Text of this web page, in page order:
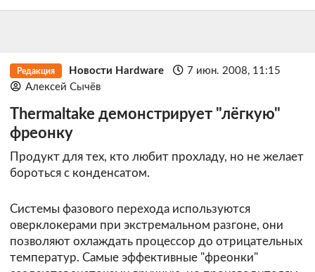
Редакция Новости Hardware
7 июн. 2008, 11:15
Алексей Сычёв
Thermaltake демонстрирует "лёгкую"
фреонку
Продукт для тех, кто любит прохладу, но не желает
бороться с конденсатом.
Системы фазового перехода используются
оверклокерами при экстремальном разгоне, они
позволяют охлаждать процессор до отрицательных
температур. Самые эффективные "фреонки"